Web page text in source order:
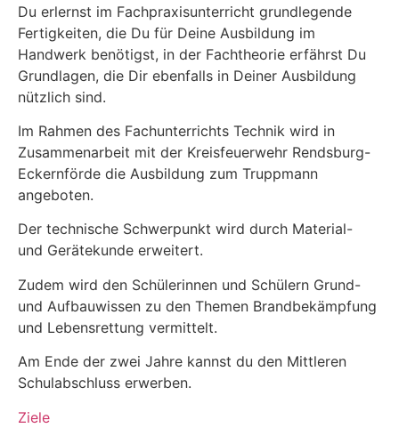
Du erlernst im Fachpraxisunterricht grundlegende
Fertigkeiten, die Du für Deine Ausbildung im
Handwerk benötigst, in der Fachtheorie erfährst Du
Grundlagen, die Dir ebenfalls in Deiner Ausbildung
nützlich sind.
Im Rahmen des Fachunterrichts Technik wird in
Zusammenarbeit mit der Kreisfeuerwehr Rendsburg-
Eckernförde die Ausbildung zum Truppmann
angeboten.
Der technische Schwerpunkt wird durch Material-
und Gerätekunde erweitert.
Zudem wird den Schülerinnen und Schülern Grund-
und Aufbauwissen zu den Themen Brandbekämpfung
und Lebensrettung vermittelt.
Am Ende der zwei Jahre kannst du den Mittleren
Schulabschluss erwerben.
Ziele